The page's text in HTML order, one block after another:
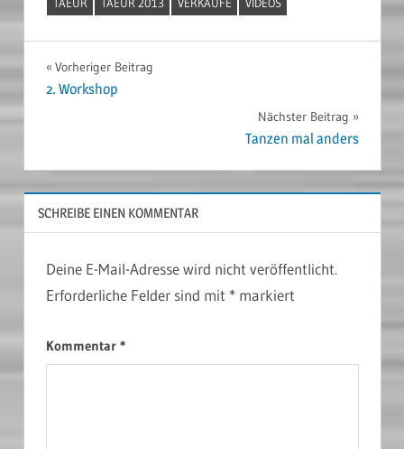
TAEUR TAEUR 2013 VERKÄUFE VIDEOS
Beitragsnavigation
Vorheriger Beitrag
2. Workshop
Nächster Beitrag
Tanzen mal anders
SCHREIBE EINEN KOMMENTAR
Deine E-Mail-Adresse wird nicht veröffentlicht.
Erforderliche Felder sind mit *markiert
Kommentar *